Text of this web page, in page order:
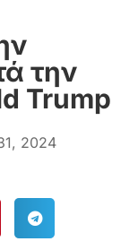
την
Trump
2024